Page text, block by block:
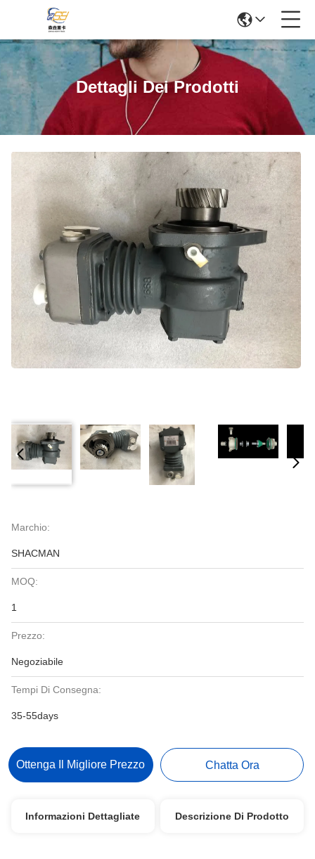
Dettagli Dei Prodotti
Marchio:
SHACMAN
MOQ:
1
Prezzo:
Negoziabile
Tempi Di Consegna:
35-55days
Ottenga Il Migliore Prezzo Chatta Ora
Informazioni Dettagliate Descrizione Di Prodotto